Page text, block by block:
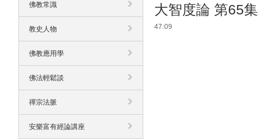
佛教常識
教史人物
佛教應用學
佛法輕鬆談
禪宗法脈
安樂富有經論講座
大智度論 第65集
47:09